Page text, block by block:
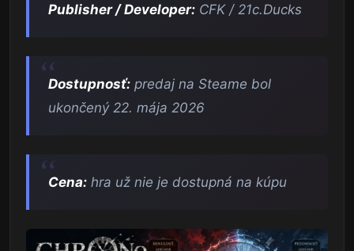
Publisher / Developer: CFK / 21c.Ducks
Dostupnosť: predaj na Steame bol
ukončený 22. mája 2026
Cena: hra už nie je dostupná na kúpu